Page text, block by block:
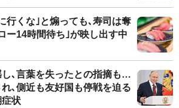
行くな｣と煽っても､寿司は奪
ー14時間待ち｣が映し出す中
し､言葉を失ったとの指摘も…
､側近も友好国も停戦を迫る
状